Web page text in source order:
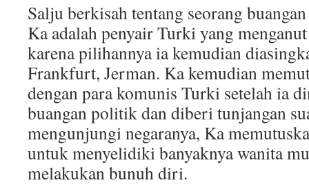
Salju berkisah tentang seorang
Ka adalah penyair Turki yang
karena pilihannya ia kemudian
Frankfurt, Jerman. Ka kemudian
dengan para komunis Turki setelah ia
buangan politik dan diberi tunjangan
mengunjungi negaranya, Ka
untuk menyelidiki banyaknya wanita
melakukan bunuh diri.